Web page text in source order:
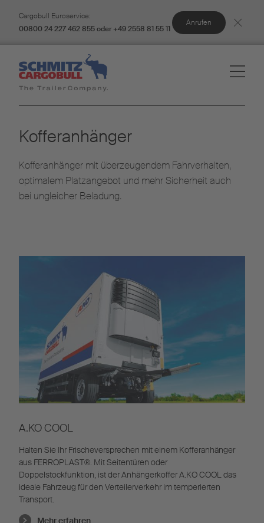
Cargobull Euroservice:
00800 24 227 462 855 oder +49 2558 81 55 11
Anrufen
Kofferanhänger
Kofferanhänger mit überzeugendem Fahrverhalten,
optimalem Platzangebot und mehr Sicherheit auch
bei ungleicher Beladung.
A.KO COOL
Halten Sie Ihr Frischeversprechen mit einem Kofferanhänger
aus FERROPLAST®. Mit Seitentüren oder
Doppelstockfunktion, ist der Anhängerkoffer A.KO COOL das
ideale Fahrzeug für den Verteilerverkehr im temperierten
Transport.
Mehr erfahren